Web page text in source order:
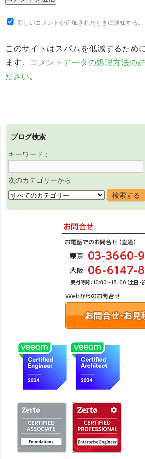
新しいコメントが追加されたときに通知する。
このサイトはスパムを低減するため
ます。 コメントデータの処理方法の
ださい。
ブログ検索
キーワード：
次のカテゴリーから